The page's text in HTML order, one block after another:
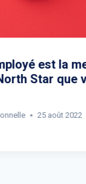
est la
Star que
25 août 2022